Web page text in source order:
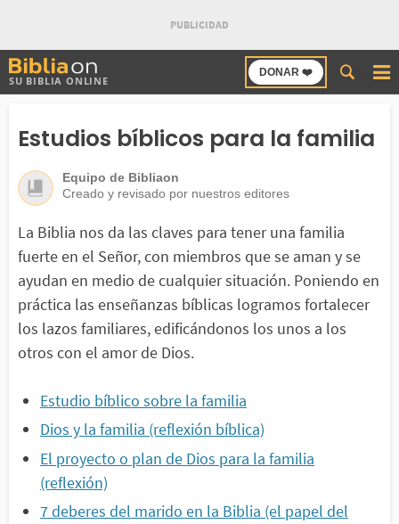
SU BIBLIA ONLINE
DONAR ❤️
Buscar
en
Estudios bíblicos para la familia
Equipo de Bibliaon
Creado y revisado por nuestros editores
La Biblia nos da las claves para tener una familia
fuerte en el Señor, con miembros que se aman y se
ayudan en medio de cualquier situación. Poniendo en
práctica las enseñanzas bíblicas logramos fortalecer
los lazos familiares, edificándonos los unos a los
otros con el amor de Dios.
Estudio bíblico sobre la familia
Dios y la familia (reflexión bíblica)
El proyecto o plan de Dios para la familia
(reflexión)
7 deberes del marido en la Biblia (el papel del